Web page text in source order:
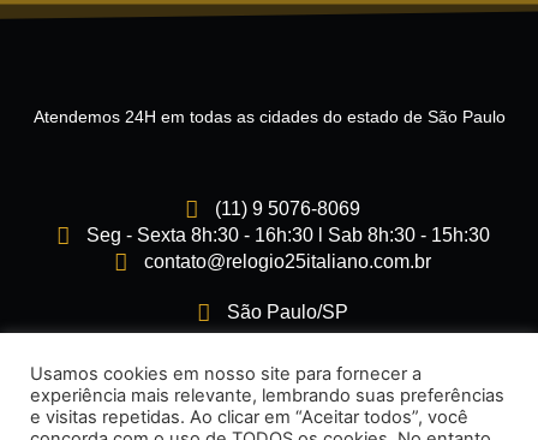
Atendemos 24H em todas as cidades do estado de São Paulo
(11) 9 5076-8069
Seg - Sexta 8h:30 - 16h:30 l Sab 8h:30 - 15h:30
contato@relogio25italiano.com.br
São Paulo/SP
n
s
a
c
Usamos cookies em nosso site para fornecer a
experiência mais relevante, lembrando suas preferências
e visitas repetidas. Ao clicar em “Aceitar todos”, você